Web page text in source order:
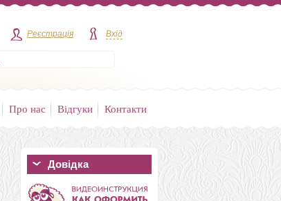
Реєстрація Вхід
Про нас Відгуки Контакти
Довідка